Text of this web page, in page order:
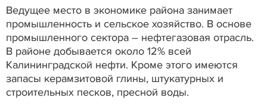
Ведущее место в экономике района занимает
промышленность и сельское хозяйство. В основе
промышленного сектора – нефтегазовая отрасль.
В районе добывается около 12% всей
Калининградской нефти. Кроме этого имеются
запасы керамзитовой глины, штукатурных и
строительных песков, пресной воды.